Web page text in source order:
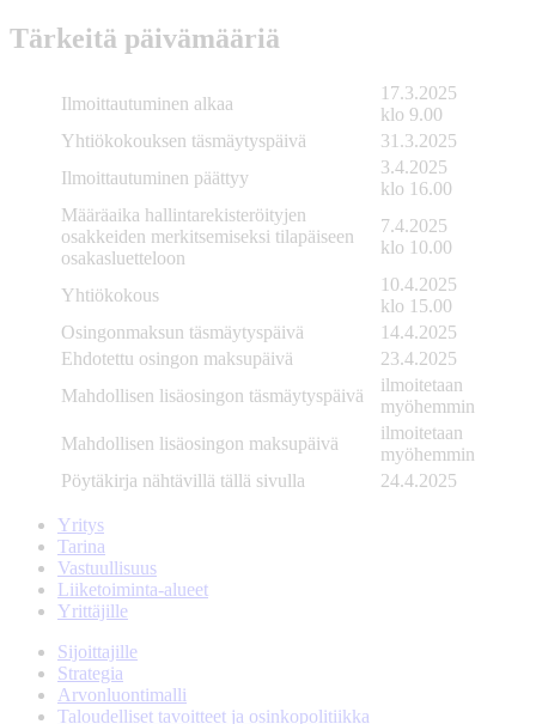
Tärkeitä päivämääriä
Ilmoittautuminen alkaa
17.3.2025
klo 9.00
Yhtiökokouksen täsmäytyspäivä
31.3.2025
Ilmoittautuminen päättyy
3.4.2025
klo 16.00
Määräaika hallintarekisteröityjen
osakkeiden merkitsemiseksi tilapäiseen
osakasluetteloon
7.4.2025
klo 10.00
Yhtiökokous
10.4.2025
klo 15.00
Osingonmaksun täsmäytyspäivä
14.4.2025
Ehdotettu osingon maksupäivä
23.4.2025
Mahdollisen lisäosingon täsmäytyspäivä
ilmoitetaan
myöhemmin
Mahdollisen lisäosingon maksupäivä
ilmoitetaan
myöhemmin
Pöytäkirja nähtävillä tällä sivulla
24.4.2025
Yritys
Tarina
Vastuullisuus
Liiketoiminta-alueet
Yrittäjille
Sijoittajille
Strategia
Arvonluontimalli
Taloudelliset tavoitteet ja osinkopolitiikka